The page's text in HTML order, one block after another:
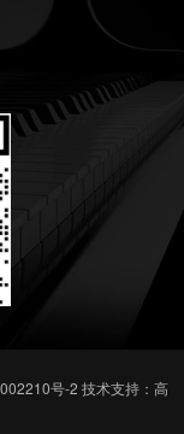
号-2 技术支持：高